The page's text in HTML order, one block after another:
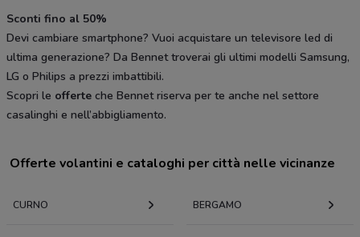
Sconti fino al 50%
Devi cambiare smartphone? Vuoi acquistare un televisore led di
ultima generazione? Da Bennet troverai gli ultimi modelli Samsung,
LG o Philips a prezzi imbattibili.
Scopri le offerte che Bennet riserva per te anche nel settore
casalinghi e nell’abbigliamento.
Offerte volantini e cataloghi per città nelle vicinanze
CURNO BERGAMO